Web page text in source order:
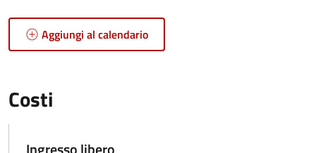
Aggiungi al calendario
Costi